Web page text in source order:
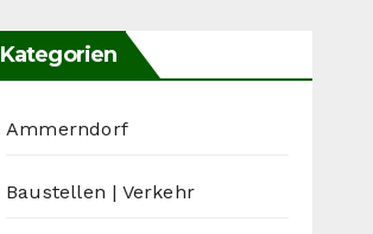
Kategorien
Ammerndorf
Baustellen | Verkehr